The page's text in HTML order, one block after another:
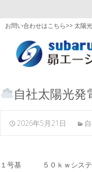
お問い合わせはこちら>> 太陽
自社太陽光発
2026年5月21日
１号基 ５０ｋｗシス